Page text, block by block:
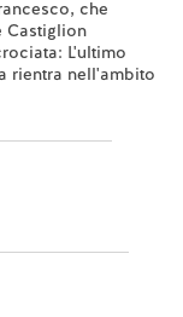
che
Castiglion
L'ultimo
rientra nell'ambito